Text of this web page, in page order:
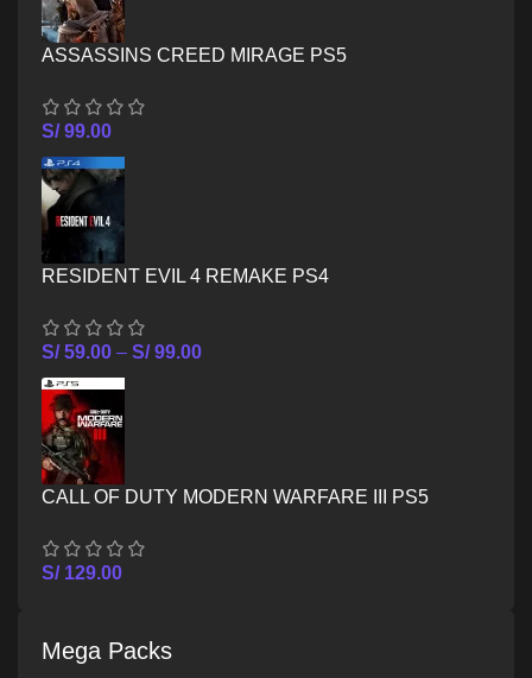
ASSASSINS CREED MIRAGE PS5
S/99.00
RESIDENT EVIL 4 REMAKE PS4
S/59.00 – S/99.00
CALL OF DUTY MODERN WARFARE III PS5
S/129.00
Mega Packs